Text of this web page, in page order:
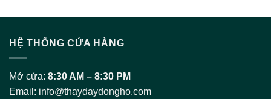
HỆ THỐNG CỬA HÀNG
Mở cửa: 8:30 AM – 8:30 PM
Email: info@thaydaydongho.com